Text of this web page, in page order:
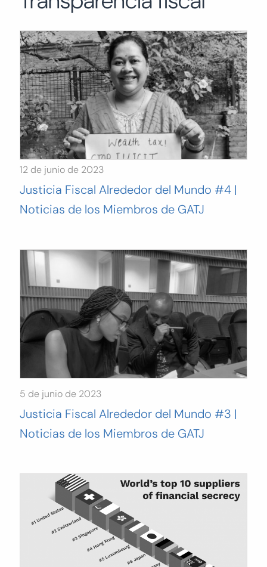
BUSCAR
12 de junio de 2023
Justicia Fiscal Alrededor del Mundo #4 |
Noticias de los Miembros de GATJ
5 de junio de 2023
Justicia Fiscal Alrededor del Mundo #3 |
Noticias de los Miembros de GATJ